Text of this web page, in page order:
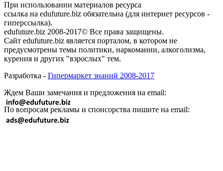
При использовании материалов ресурса
ссылка на edufuture.biz обязательна (для интернет ресурсов -
гиперссылка).
edufuture.biz 2008-2017© Все права защищены.
Сайт edufuture.biz является порталом, в котором не
предусмотрены темы политики, наркомании, алкоголизма,
курения и других "взрослых" тем.
Разработка - Гипермаркет знаний 2008-2017
Ждем Ваши замечания и предложения на email:
По вопросам рекламы и спонсорства пишите на email: